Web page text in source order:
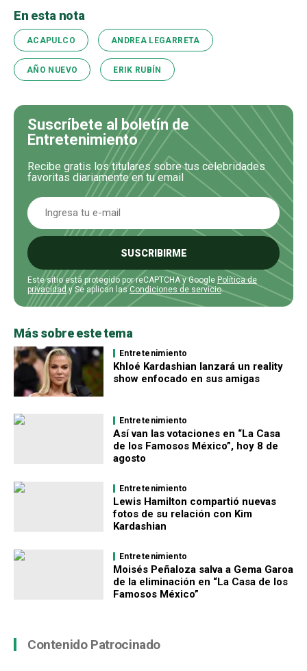
En esta nota
ACAPULCO ANDREA LEGARRETA
AÑO NUEVO ERIK RUBÍN
Suscríbete al boletín de
Entretenimiento
Recibe gratis los titulares sobre tus celebridades
favoritas diariamente en tu email
SUSCRIBIRME
Este sitio está protegido por reCAPTCHA y Google Política de
privacidad y Se aplican lasCondiciones de servicio.
Más sobre este tema
Entretenimiento
Khloé Kardashian lanzará un reality
show enfocado en sus amigas
Entretenimiento
Así van las votaciones en “La Casa
de los Famosos México”, hoy 8 de
agosto
Entretenimiento
Lewis Hamilton compartió nuevas
fotos de su relación con Kim
Kardashian
Entretenimiento
Moisés Peñaloza salva a Gema Garoa
de la eliminación en “La Casa de los
Famosos México”
Contenido Patrocinado